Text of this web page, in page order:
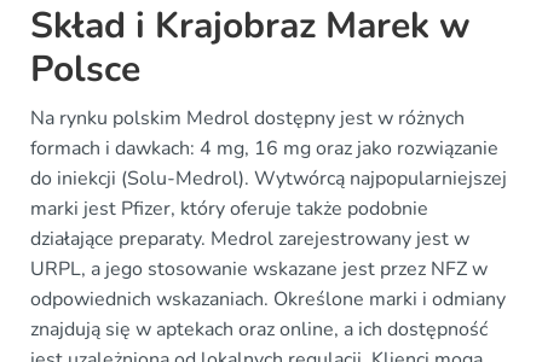
Skład i Krajobraz Marek w
Polsce
Na rynku polskim Medrol dostępny jest w różnych
formach i dawkach: 4 mg, 16 mg oraz jako rozwiązanie
do iniekcji (Solu-Medrol). Wytwórcą najpopularniejszej
marki jest Pfizer, który oferuje także podobnie
działające preparaty. Medrol zarejestrowany jest w
URPL, a jego stosowanie wskazane jest przez NFZ w
odpowiednich wskazaniach. Określone marki i odmiany
znajdują się w aptekach oraz online, a ich dostępność